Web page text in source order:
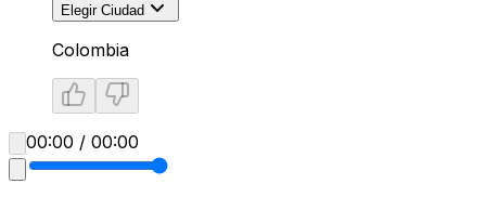
Elegir Ciudad
Colombia
00:00 / 00:00